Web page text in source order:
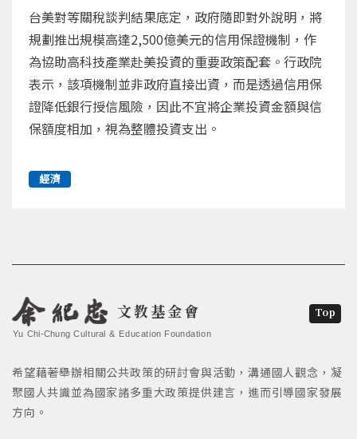
台美對等關稅談判結果底定，政府隨即對外說明，將
規劃推出規模高達2,500億美元的信用保證機制，作
為協助高科技產業赴美投資的重要政策配套。行政院
表示，該項機制並非政府直接出資，而是透過信用保
證降低銀行授信風險，因此不宜將企業投資金額與信
保額度相加，視為整體投資支出。
經濟
文教基金會
Yu Chi-Chung Cultural & Education Foundation
希望藉著舉辦相關公共政策的研討會與活動，溝通國人觀念，凝
聚國人共識並為國家諸多重大政策提供建言，進而引導國家發展
方向。
Top